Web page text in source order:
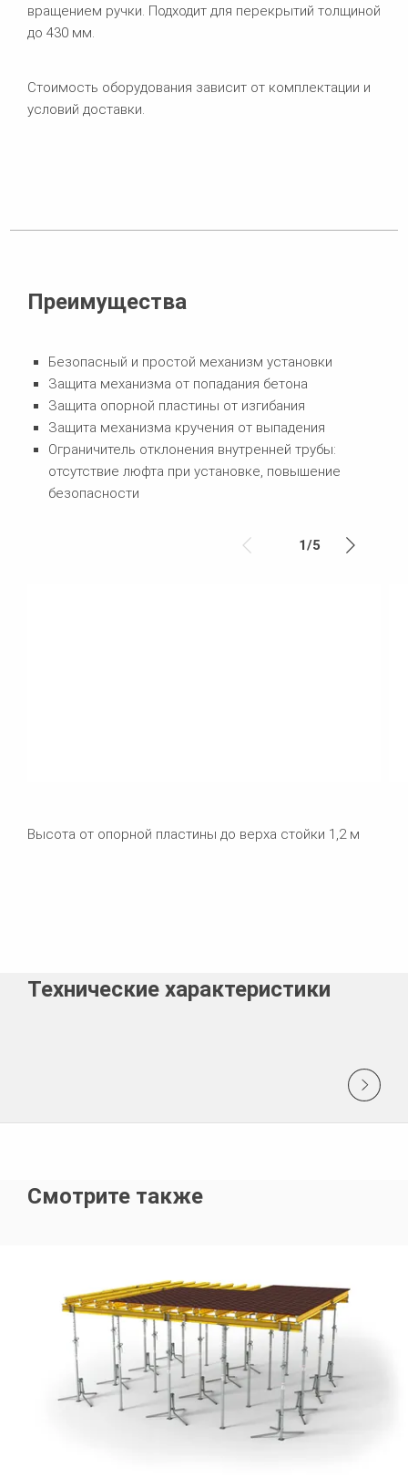
вращением ручки. Подходит для перекрытий толщиной
до 430 мм.
Стоимость оборудования зависит от комплектации и
условий доставки.
Преимущества
Безопасный и простой механизм установки
Защита механизма от попадания бетона
Защита опорной пластины от изгибания
Защита механизма кручения от выпадения
Ограничитель отклонения внутренней трубы:
отсутствие люфта при установке, повышение
безопасности
1/5
Высота от опорной пластины до верха стойки 1,2 м
Технические характеристики
Смотрите также